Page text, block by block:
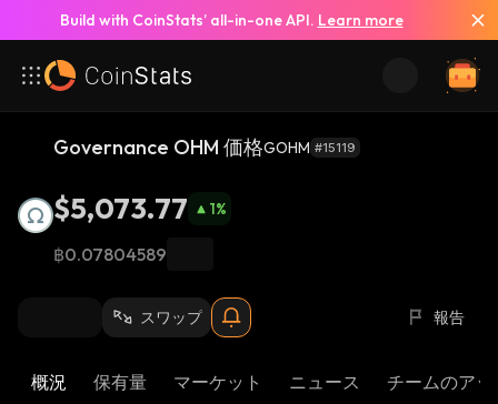
Build with CoinStats’ all-in-one API. Learn more
Governance OHM 価格GOHM #15119
$5,073.77 1%
฿0.07804589
スワップ 報告
概況 保有量 マーケット ニュース チームのア